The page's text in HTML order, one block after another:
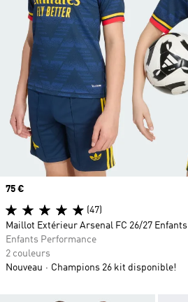
Prix
75 €
(47)
Maillot Extérieur Arsenal FC 26/27 Enfants
Enfants Performance
2 couleurs
Nouveau
Champions 26 kit disponible!